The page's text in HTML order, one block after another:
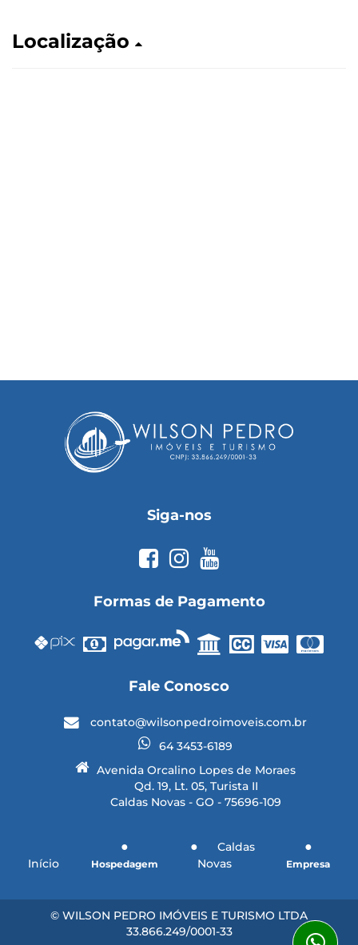
Localização
Siga-nos
Formas de Pagamento
Fale Conosco
contato@wilsonpedroimoveis.com.br
64 3453-6189
Avenida Orcalino Lopes de Moraes
Qd. 19, Lt. 05, Turista II
Caldas Novas - GO - 75696-109
Início Hospedagem
Caldas
Novas
Empresa
© WILSON PEDRO IMÓVEIS E TURISMO LTDA
33.866.249/0001-33